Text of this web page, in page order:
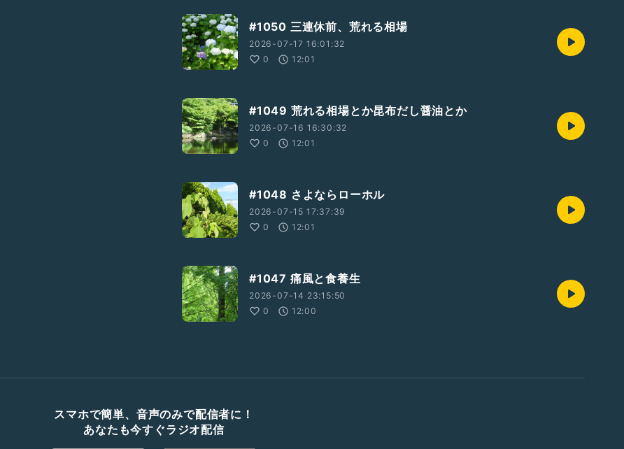
#1050 三連休前、荒れる相場
2026-07-17 16:01:32
0
12:01
#1049 荒れる相場とか昆布だし醤油とか
2026-07-16 16:30:32
0
12:01
#1048 さよならローホル
2026-07-15 17:37:39
0
12:01
#1047 痛風と食養生
2026-07-14 23:15:50
0
12:00
スマホで簡単、音声のみで配信者に！
あなたも今すぐラジオ配信